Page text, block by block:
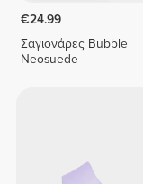
€24.99
Σαγιονάρες Bubble
Neosuede